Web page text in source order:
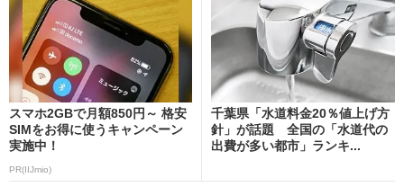
スマホ2GBで月額850円～ 格安
SIMをお得に使うキャンペーン
実施中！
PR(IIJmio)
千葉県「水道料金20％値上げ方
針」が話題 全国の「水道代の
出費が多い都市」ランキ...